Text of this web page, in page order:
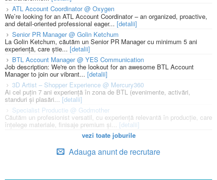
ATL Account Coordinator @ Oxygen
We’re looking for an ATL Account Coordinator – an organized, proactive,
and detail-oriented professional eager... [detalii]
Senior PR Manager @ Golin Ketchum
La Golin Ketchum, căutăm un Senior PR Manager cu minimum 5 ani
experiență, care știe... [detalii]
BTL Account Manager @ YES Communication
Job description: We're on the lookout for an awesome BTL Account
Manager to join our vibrant... [detalii]
3D Artist – Shopper Experience @ Mercury360
Ai cel puțin 7 ani experiență în zona de BTL (evenimente, activări,
standuri și plasări...[detalii]
Specialist Productie @ Godmother
Căutăm un profesionist versatil, cu experiență relevantă în producție, care
înțelege materiale, finisaje premium și... [detalii]
vezi toate joburile
Adauga anunt de recrutare